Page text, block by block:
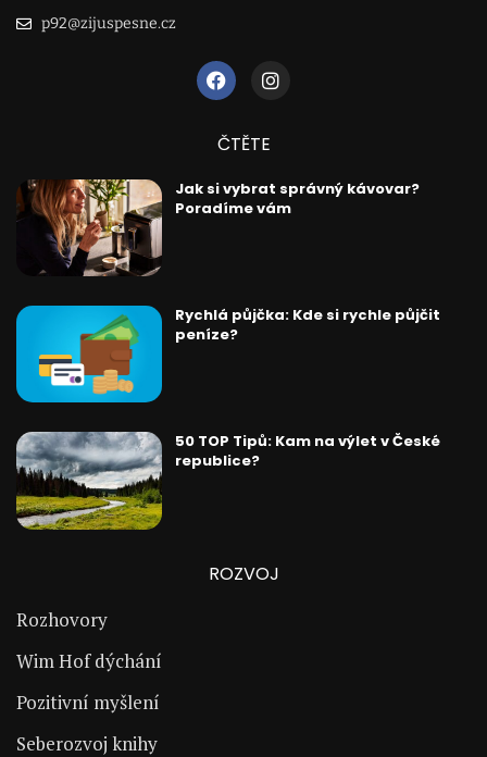
p92@zijuspesne.cz
ČTĚTE
Jak si vybrat správný kávovar?
Poradíme vám
Rychlá půjčka: Kde si rychle půjčit
peníze?
50 TOP Tipů: Kam na výlet v České
republice?
ROZVOJ
Rozhovory
Wim Hof dýchání
Pozitivní myšlení
Seberozvoj knihy